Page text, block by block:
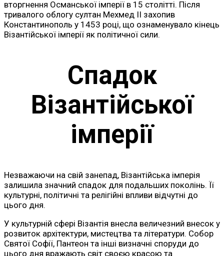
вторгнення Османської імперії в 15 столітті. Після
тривалого облогу султан Мехмед II захопив
Константинополь у 1453 році, що ознаменувало кінець
Візантійської імперії як політичної сили.
Спадок
Візантійської
імперії
Незважаючи на свій занепад, Візантійська імперія
залишила значний спадок для подальших поколінь. Її
культурні, політичні та релігійні впливи відчутні до
цього дня.
У культурній сфері Візантія внесла величезний внесок у
розвиток архітектури, мистецтва та літератури. Собор
Святої Софії, Пантеон та інші визначні споруди до
цього дня вражають світ своєю красою та